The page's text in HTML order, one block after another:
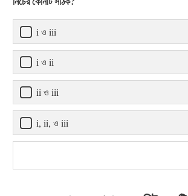
i ও iii
i ও ii
ii ও iii
i, ii, ও iii